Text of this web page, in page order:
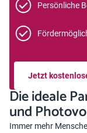
Persönliche
Jetzt
Die ideale
und
Immer mehr